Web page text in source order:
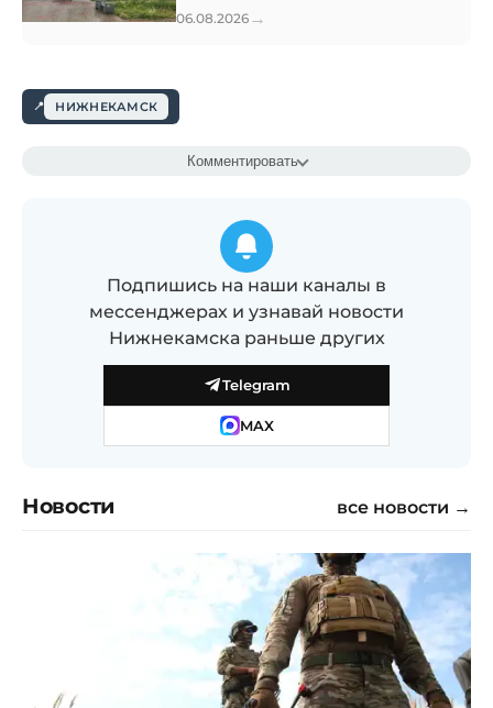
06.08.2026 →
НИЖНЕКАМСК
Комментировать
Подпишись на наши каналы в
мессенджерах и узнавай новости
Нижнекамска раньше других
Telegram
MAX
Новости все новости →